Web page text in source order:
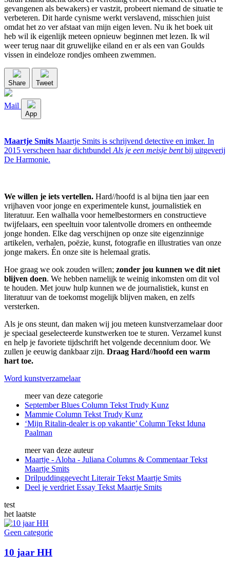
gevangenen als bewakers) er vastzit, probeert niemand de situatie te
verbeteren. Dit harde cynisme werkt verslavend, misschien juist
omdat het zo ver afstaat van mijn eigen leven. Nu ik het boek uit
heb wil ik eigenlijk meteen opnieuw beginnen met lezen. Ik wil
weer terug naar dit gruwelijke eiland en er als een van Goulds
vissen in eindeloze rondjes omheen zwemmen.
Share Tweet
Mail
App
Maartje Smits Maartje Smits is schrijvend detective en imker. In
2015 verscheen haar dichtbundel Als je een meisje bentbij uitgeverij
De Harmonie.
We willen je iets vertellen. Hard//hoofd is al bijna tien jaar een
vrijhaven voor jonge en experimentele kunst, journalistiek en
literatuur. Een walhalla voor hemelbestormers en constructieve
twijfelaars, een speeltuin voor talentvolle dromers en ontheemde
jonge honden. Elke dag verschijnen op onze site eigenzinnige
artikelen, verhalen, poëzie, kunst, fotografie en illustraties van onze
jonge makers. Én onze site is helemaal gratis.
Hoe graag we ook zouden willen; zonder jou kunnen we dit niet
blijven doen. We hebben namelijk te weinig inkomsten om dit vol
te houden. Met jouw hulp kunnen we de journalistiek, kunst en
literatuur van de toekomst mogelijk blijven maken, en zelfs
versterken.
Als je ons steunt, dan maken wij jou meteen kunstverzamelaar door
je speciaal geselecteerde kunstwerken toe te sturen. Verzamel kunst
en help je favoriete tijdschrift het volgende decennium door. We
zullen je eeuwig dankbaar zijn. Draag Hard//hoofd een warm
hart toe.
Word kunstverzamelaar
meer van deze categorie
September Blues Column Tekst Trudy Kunz
Mammie Column Tekst Trudy Kunz
‘Mijn Ritalin-dealer is op vakantie’ Column Tekst Iduna
Paalman
meer van deze auteur
Maartje - Aloha - Juliana Columns & Commentaar Tekst
Maartje Smits
Drilpudding​gevecht Literair Tekst Maartje Smits
Deel je verdriet Essay Tekst Maartje Smits
test
het laatste
Geen categorie
10 jaar HH